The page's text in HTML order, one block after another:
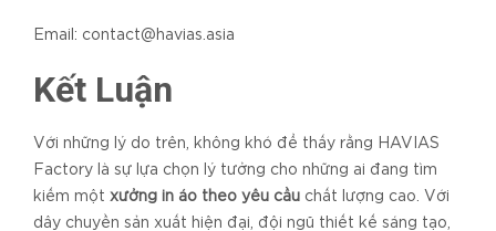
Email: contact@havias.asia
Kết Luận
Với những lý do trên, không khó để thấy rằng HAVIAS
Factory là sự lựa chọn lý tưởng cho những ai đang tìm
kiếm một xưởng in áo theo yêu cầu chất lượng cao. Với
dây chuyền sản xuất hiện đại, đội ngũ thiết kế sáng tạo,